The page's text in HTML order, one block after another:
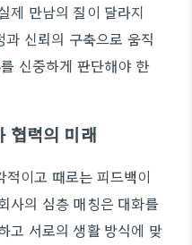
제 만남의 질이 달라지
신뢰의 구축으로 움직
신중하게 판단해야 한
협력의 미래
이고 때로는 피드백이
사의 심층 매칭은 대화를
고 서로의 생활 방식에 맞